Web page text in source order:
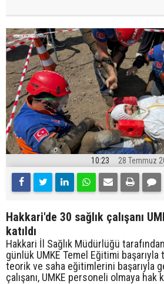
10:23 28 Temmuz
Hakkari'de 30 sağlık çalışanı
katıldı
Hakkari İl Sağlık Müdürlüğü
günlük UMKE Temel Eğitimi başarıyla
teorik ve saha eğitimlerini başarıyla
çalışanı, UMKE personeli olmaya hak